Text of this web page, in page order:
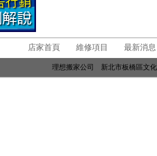
店家首頁 維修項目 最新消息
理想搬家公司 新北市板橋區文化